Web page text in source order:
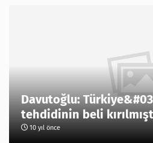
Davutoğlu:
tehdidinin beli
10 yıl önce